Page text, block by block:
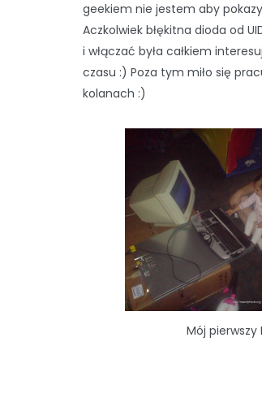
geekiem nie jestem aby
Aczkolwiek błękitna dioda od
i włączać była całkiem
czasu :) Poza tym miło się
kolanach :)
Mój pierwszy